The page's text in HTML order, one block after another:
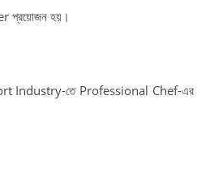
প্রয়োজন হয়।
Industry-তে Professional Chef-এর